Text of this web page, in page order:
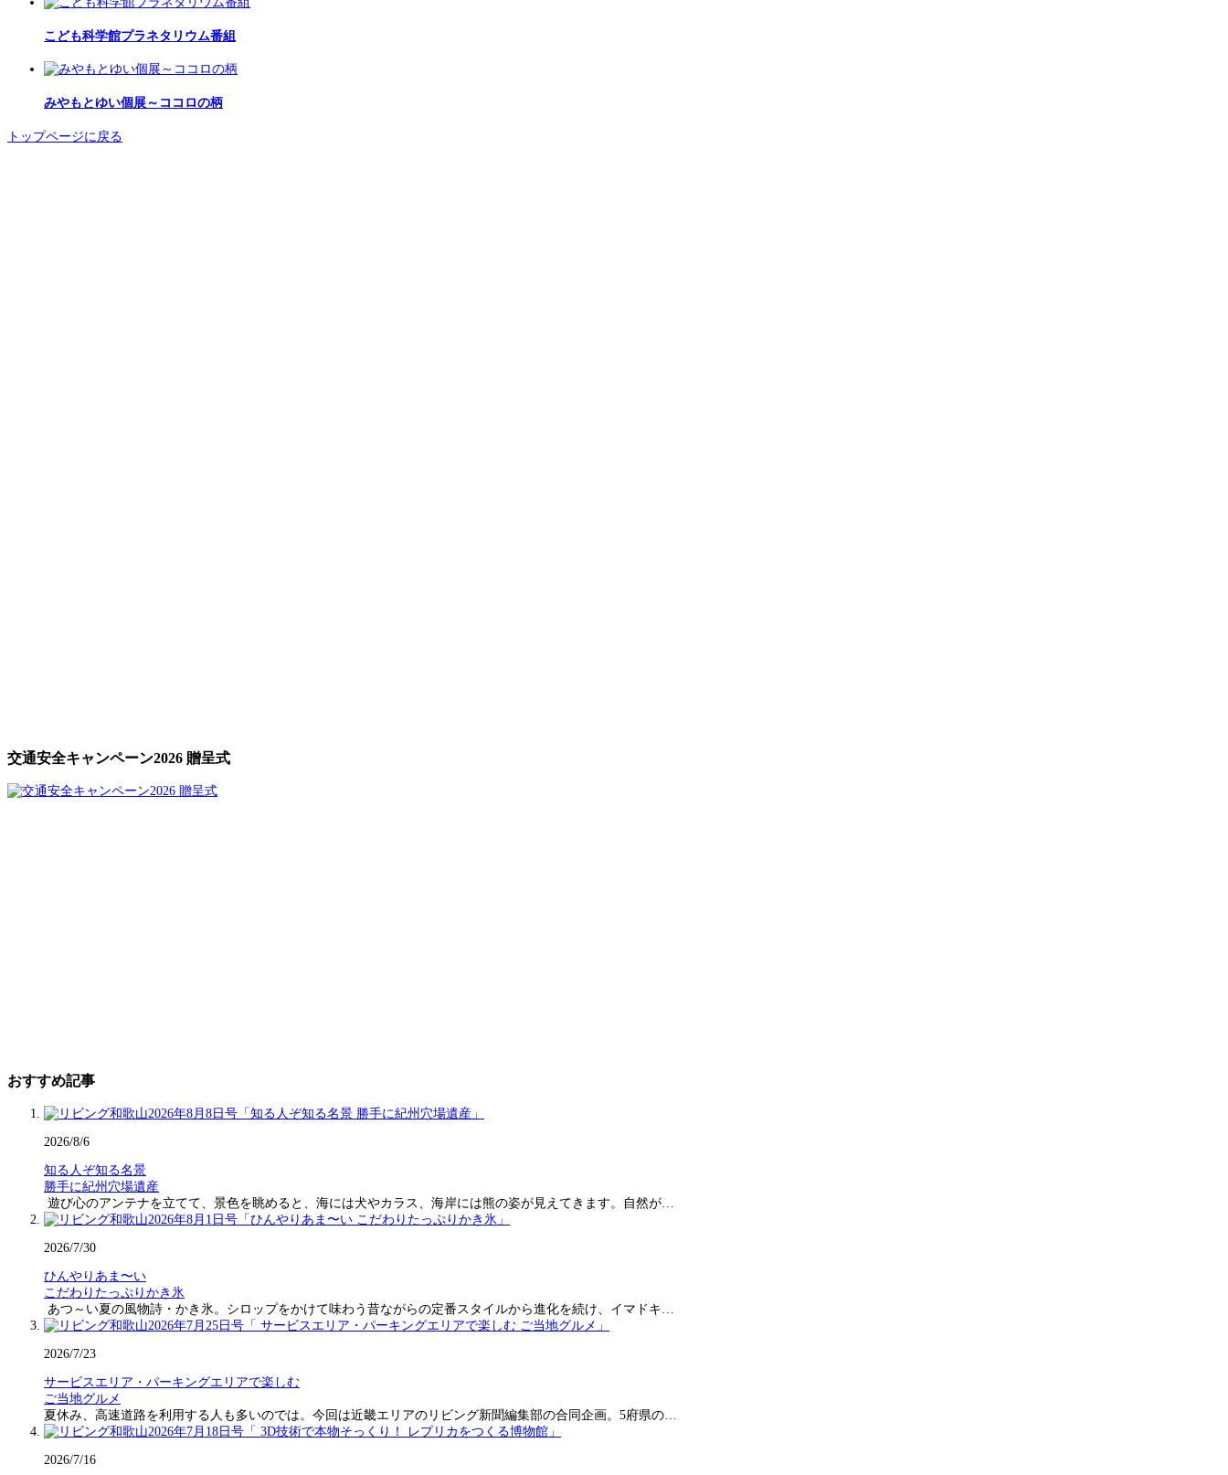
こども科学館プラネタリウム番組
みやもとゆい個展～ココロの柄
トップページに戻る
交通安全キャンペーン2026 贈呈式
おすすめ記事
2026/8/6
知る人ぞ知る名景
勝手に紀州穴場遺産
遊び心のアンテナを立てて、景色を眺めると、海には犬やカラス、海岸には熊の姿が見えてきます。自然が…
2026/7/30
ひんやりあま〜い
こだわりたっぷりかき氷
あつ～い夏の風物詩・かき氷。シロップをかけて味わう昔ながらの定番スタイルから進化を続け、イマドキ…
2026/7/23
サービスエリア・パーキングエリアで楽しむ
ご当地グルメ
夏休み、高速道路を利用する人も多いのでは。今回は近畿エリアのリビング新聞編集部の合同企画。5府県の…
2026/7/16